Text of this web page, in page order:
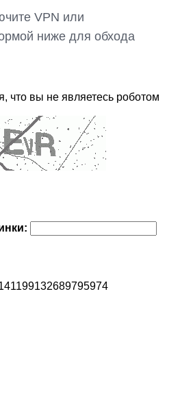
VPN или
ниже для обхода
что вы не являетесь роботом